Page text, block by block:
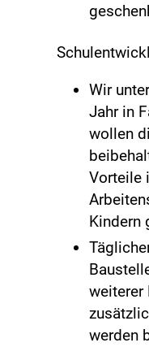
Wir
Jahr in
wollen
Vorteile
Kindern
weiterer
werden